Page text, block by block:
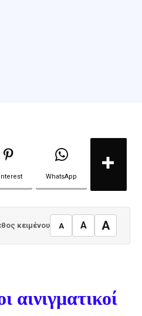
WhatsApp
κειμένου A A A
αινιγματικοί